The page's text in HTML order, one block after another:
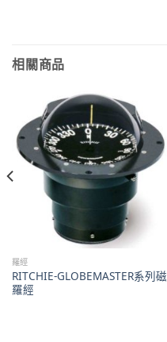
相關商品
羅經
RITCHIE-GLOBEMASTER系列磁
羅經